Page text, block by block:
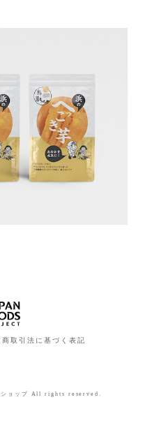
商取引法に基づく表記
ショップ All rights reserved.